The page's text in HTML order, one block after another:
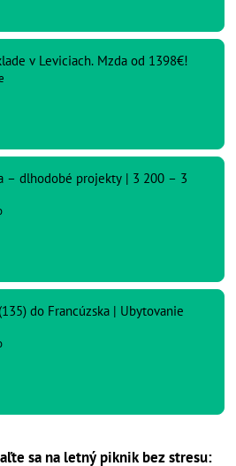
v Leviciach. Mzda od 1398€!
– dlhodobé projekty | 3 200 – 3
do Francúzska | Ubytovanie
sa na letný piknik bez stresu: